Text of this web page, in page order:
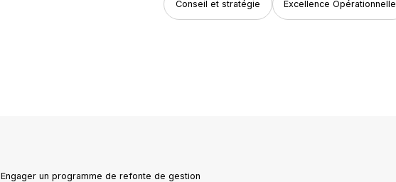
Conseil et stratégie Excellence Opérationnelle
Engager un programme de refonte de gestion